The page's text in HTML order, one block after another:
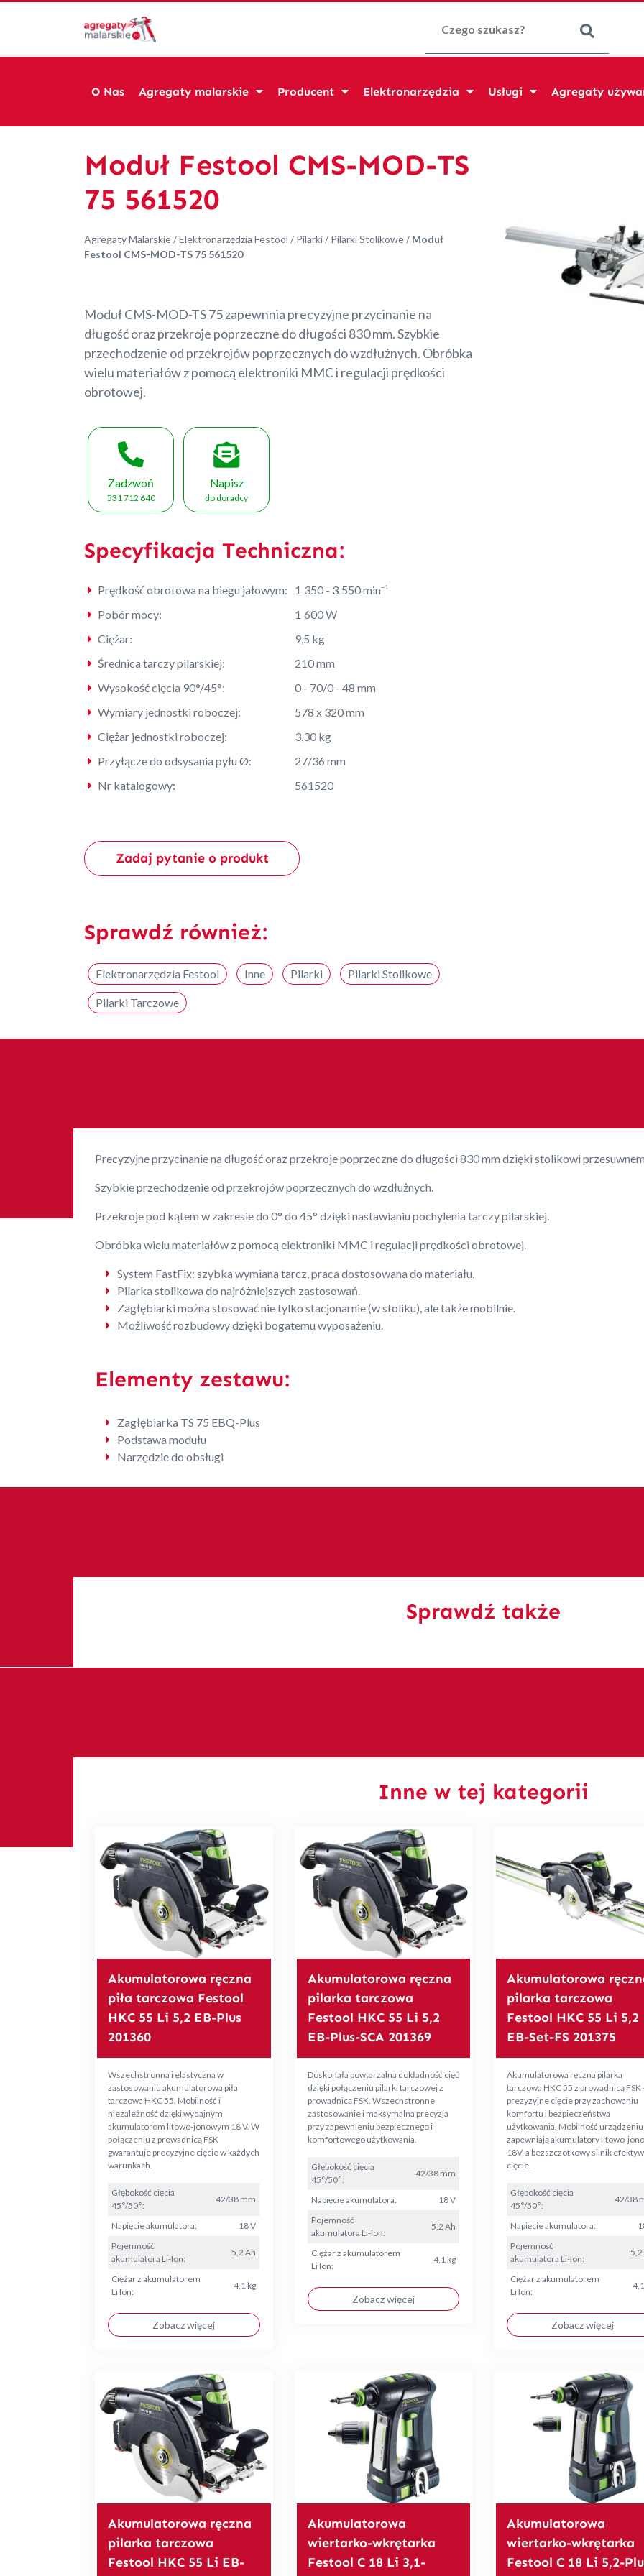
Szukaj:
O Nas Agregaty malarskie Producent Elektronarzędzia Usługi Agregaty
Moduł Festool CMS-MOD-TS
75 561520
Agregaty Malarskie/Elektronarzędzia Festool / Pilarki/ Pilarki Stolikowe/ Moduł
Festool CMS-MOD-TS 75 561520
Moduł CMS-MOD-TS 75 zapewnnia precyzyjne przycinanie na
długość oraz przekroje poprzeczne do długości 830 mm. Szybkie
przechodzenie od przekrojów poprzecznych do wzdłużnych. Obróbka
wielu materiałów z pomocą elektroniki MMC i regulacji prędkości
obrotowej.
Zadzwoń
531 712 640
Napisz
do doradcy
Specyfikacja Techniczna:
Prędkość obrotowa na biegu jałowym:
1 350 - 3 550 min⁻¹
Pobór mocy:
1 600 W
Ciężar:
9,5 kg
Średnica tarczy pilarskiej:
210 mm
Wysokość cięcia 90°/45°:
0 - 70/0 - 48 mm
Wymiary jednostki roboczej:
578 x 320 mm
Ciężar jednostki roboczej:
3,30 kg
Przyłącze do odsysania pyłu Ø:
27/36 mm
Nr katalogowy:
561520
Zadaj pytanie o produkt
Sprawdź również:
Elektronarzędzia Festool Inne Pilarki Pilarki Stolikowe
Pilarki Tarczowe
Precyzyjne przycinanie na długość oraz przekroje poprzeczne do długości 830 mm dzięki stolikowi
Szybkie przechodzenie od przekrojów poprzecznych do wzdłużnych.
Przekroje pod kątem w zakresie do 0° do 45° dzięki nastawianiu pochylenia tarczy pilarskiej.
Obróbka wielu materiałów z pomocą elektroniki MMC i regulacji prędkości obrotowej.
System FastFix: szybka wymiana tarcz, praca dostosowana do materiału.
Pilarka stolikowa do najróżniejszych zastosowań.
Zagłębiarki można stosować nie tylko stacjonarnie (w stoliku), ale także mobilnie.
Możliwość rozbudowy dzięki bogatemu wyposażeniu.
Elementy zestawu:
Zagłębiarka TS 75 EBQ-Plus
Podstawa modułu
Narzędzie do obsługi
Sprawdź także
Inne w tej kategorii
Akumulatorowa ręczna
piła tarczowa Festool
HKC 55 Li 5,2 EB-Plus
201360
Wszechstronna i elastyczna w
zastosowaniu akumulatorowa piła
tarczowa HKC 55. Mobilność i
niezależność dzięki wydajnym
akumulatorom litowo-jonowym 18 V. W
połączeniu z prowadnicą FSK
gwarantuje precyzyjne cięcie w każdych
warunkach.
Głębokość cięcia
45°/50°:
42/38 mm
Napięcie akumulatora:
18 V
Pojemność
akumulatora Li-Ion:
5,2 Ah
Ciężar z akumulatorem
Li Ion:
4,1 kg
Zobacz więcej
Akumulatorowa ręczna
pilarka tarczowa
Festool HKC 55 Li 5,2
EB-Plus-SCA 201369
Doskonała powtarzalna dokładność cięć
dzięki połączeniu pilarki tarczowej z
prowadnicą FSK. Wszechstronne
zastosowanie i maksymalna precyzja
przy zapewnieniu bezpiecznego i
komfortowego użytkowania.
Głębokość cięcia
45°/50°:
42/38 mm
Napięcie akumulatora:
18 V
Pojemność
akumulatora Li-Ion:
5,2 Ah
Ciężar z akumulatorem
Li Ion:
4,1 kg
Zobacz więcej
Akumulatorowa
pilarka tarczowa
Festool HKC 55 Li 5,2
EB-Set-FS 201375
Akumulatorowa ręczna pilarka
tarczowa HKC 55 z prowadnicą FSK
prezyzyjne cięcie przy zachowaniu
komfortu i bezpieczeństwa
użytkowania. Mobilność urządzeniu
zapewniają akumulatory litowo-
18V, a bezszczotkowy silnik
cięcie.
Głębokość cięcia
45°/50°:
42/38
Napięcie akumulatora:
Pojemność
akumulatora Li-Ion:
5,2
Ciężar z akumulatorem
Li Ion:
Zobacz więcej
Akumulatorowa ręczna
pilarka tarczowa
Festool HKC 55 Li EB-
Akumulatorowa
wiertarko-wkrętarka
Festool C 18 Li 3,1-
Akumulatorowa
wiertarko-wkrętarka
Festool C 18 Li 5,2-